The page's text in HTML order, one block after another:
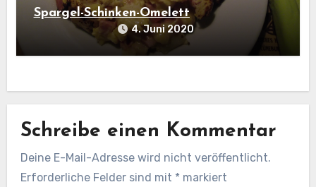
Spargel-Schinken-Omelett
4. Juni 2020
Schreibe einen Kommentar
Deine E-Mail-Adresse wird nicht veröffentlicht.
Erforderliche Felder sind mit * markiert